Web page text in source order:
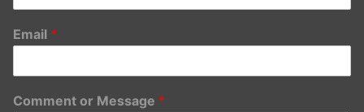
Email *
Comment or Message *